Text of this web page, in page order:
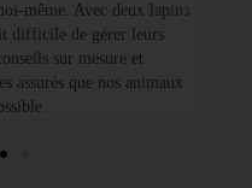
même. Avec deux lapins
difficile de gérer leurs
sur mesure et
assurés que nos animaux